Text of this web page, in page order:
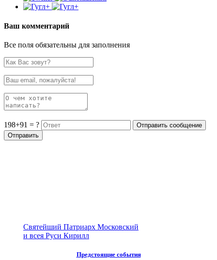
Ваш комментарий
Все поля обязательны для заполнения
198+91 = ?
Святейший Патриарх Московский
и всея Руси Кирилл
Предстоящие события